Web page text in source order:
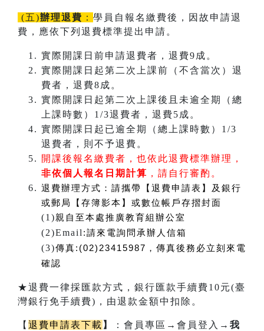
(五)辦理退費 ： 學員自報名繳費後，因故申請退
費，應依下列退費標準提出申請。
實際開課日前申請退費者，退費9成。
實際開課日起第二次上課前（不含當次）退
費者，退費8成。
實際開課日起第二次上課後且未逾全期（總
上課時數）1/3退費者，退費5成。
實際開課日起已逾全期（總上課時數）1/3
退費者，則不予退費。
開課後報名繳費者，也依此退費標準辦理，
非依個人報名日期計算 ，請自行審酌。
退費辦理方式： 請攜帶【退費申請表】及銀行
或郵局【存簿影本】或數位帳戶存摺封面
(1)親自至本處推廣教育組辦公室
(2)Email :請來電詢問承辦人信箱
(3)傳真:(02)23415987，傳真後務必立刻來電
確認
★退費一律採匯款方式，銀行匯款手續費10元(臺
灣銀行免手續費)，由退款金額中扣除。
【 退費申請表下載 】 ：會員專區 → 會員登入 →我